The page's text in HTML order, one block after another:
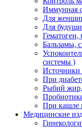
Иммунная
Для
Для
Гематоген,
Бальзамы,
системы )
Источники
При
Рыбий жир,
При кашле
Медицинские